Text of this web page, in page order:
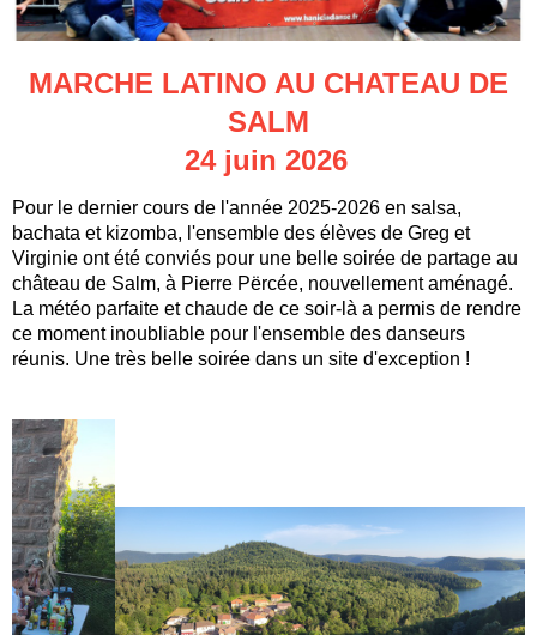
MARCHE LATINO AU CHATEAU DE
SALM
24 juin 2026
Pour le dernier cours de l'année 2025-2026 en salsa,
bachata et kizomba, l'ensemble des élèves de Greg et
Virginie ont été conviés pour une belle soirée de partage au
château de Salm, à Pierre Përcée, nouvellement aménagé.
La météo parfaite et chaude de ce soir-là a permis de rendre
ce moment inoubliable pour l'ensemble des danseurs
réunis. Une très belle soirée dans un site d'exception !